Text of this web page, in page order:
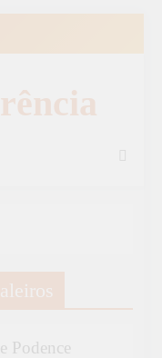
Podence